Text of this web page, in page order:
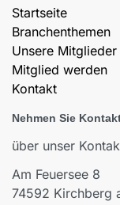
Startseite
Branchenthemen
Unsere Mitglieder
Mitglied werden
Kontakt
Nehmen Sie
über unser
Am Feuersee 8
74592 Kirchberg